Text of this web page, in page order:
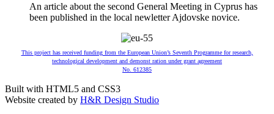
An article about the second General Meeting in Cyprus has
been published in the local newletter Ajdovske novice.
This project has received funding from the European Union’s Seventh Programme for research,
technological development and demonst ration under grant agreement
No. 612385
Built with HTML5 and CSS3
Website created by H&R Design Studio